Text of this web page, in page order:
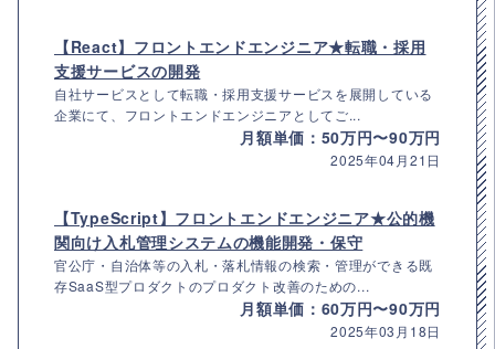
【React】フロントエンドエンジニア★転職・採用
支援サービスの開発
自社サービスとして転職・採用支援サービスを展開している
企業にて、フロントエンドエンジニアとしてご...
月額単価：50万円〜90万円
2025年04月21日
【TypeScript】フロントエンドエンジニア★公的機
関向け入札管理システムの機能開発・保守
官公庁・自治体等の入札・落札情報の検索・管理ができる既
存SaaS型プロダクトのプロダクト改善のための...
月額単価：60万円〜90万円
2025年03月18日